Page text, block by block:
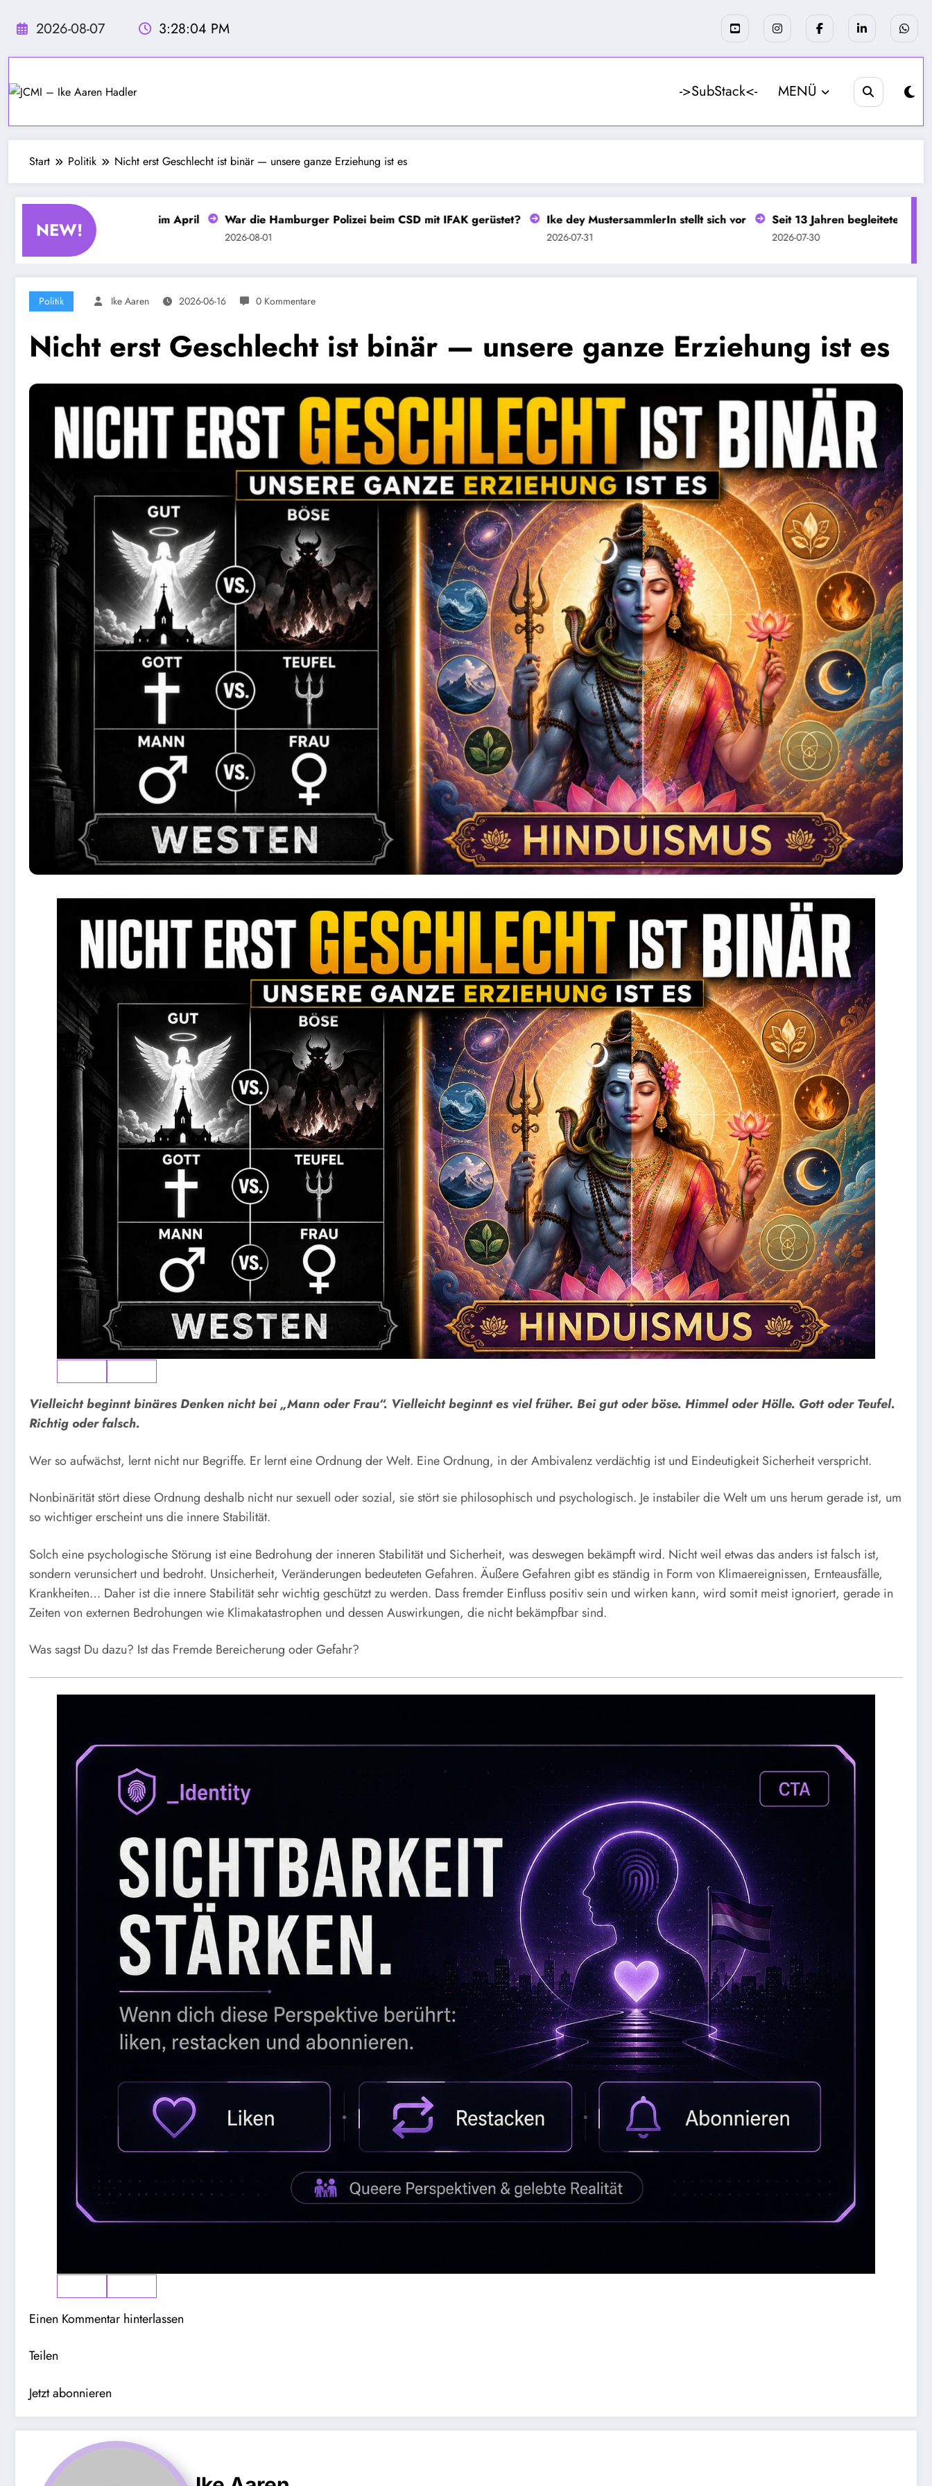
Inhalt
2026-08-07 3:28:06 PM
->SubStack<- MENÜ
Start Politik Nicht erst Geschlecht ist binär — unsere ganze Erziehung ist es
NEW!
Fahrt mit der U2 im April War die Hamburger Polizei beim CSD mit IFAK gerüstet? Ike dey MustersammlerIn stellt sich vor Seit 13 Jahren begleitete mich
Politik Ike Aaren 2026-06-16 0 Kommentare
Nicht erst Geschlecht ist binär — unsere ganze Erziehung ist es
Vielleicht beginnt binäres Denken nicht bei „Mann oder Frau“. Vielleicht beginnt es viel früher. Bei gut oder böse. Himmel oder Hölle. Gott oder Teufel.
Richtig oder falsch.
Wer so aufwächst, lernt nicht nur Begriffe. Er lernt eine Ordnung der Welt. Eine Ordnung, in der Ambivalenz verdächtig ist und Eindeutigkeit Sicherheit verspricht.
Nonbinärität stört diese Ordnung deshalb nicht nur sexuell oder sozial, sie stört sie philosophisch und psychologisch. Je instabiler die Welt um uns herum gerade ist, um
so wichtiger erscheint uns die innere Stabilität.
Solch eine psychologische Störung ist eine Bedrohung der inneren Stabilität und Sicherheit, was deswegen bekämpft wird. Nicht weil etwas das anders ist falsch ist,
sondern verunsichert und bedroht. Unsicherheit, Veränderungen bedeuteten Gefahren. Äußere Gefahren gibt es ständig in Form von Klimaereignissen, Ernteausfälle,
Krankheiten… Daher ist die innere Stabilität sehr wichtig geschützt zu werden. Dass fremder Einfluss positiv sein und wirken kann, wird somit meist ignoriert, gerade in
Zeiten von externen Bedrohungen wie Klimakatastrophen und dessen Auswirkungen, die nicht bekämpfbar sind.
Was sagst Du dazu? Ist das Fremde Bereicherung oder Gefahr?
Einen Kommentar hinterlassen
Teilen
Jetzt abonnieren